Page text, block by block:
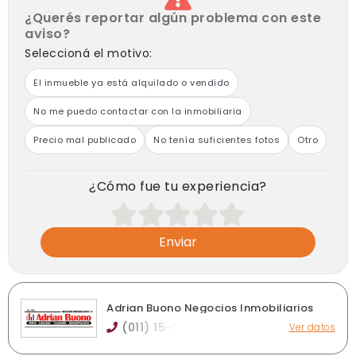
¿Querés reportar algún problema con este
aviso?
Seleccioná el motivo:
El inmueble ya está alquilado o vendido
No me puedo contactar con la inmobiliaria
Precio mal publicado No tenía suficientes fotos Otro
¿Cómo fue tu experiencia?
Enviar
Adrian Buono Negocios Inmobiliarios
(011) 15-6 Ver datos